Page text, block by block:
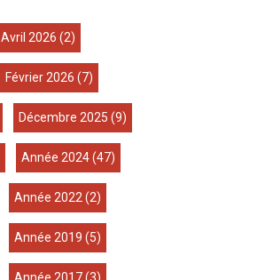
avril 2026 (2)
février 2026 (7)
décembre 2025 (9)
année 2024(47)
année 2022 (2)
année 2019 (5)